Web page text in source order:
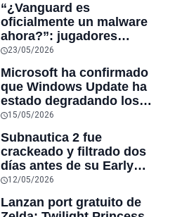
“¿Vanguard es
oficialmente un malware
ahora?”: jugadores
reaccionan al sistema
antitrampas de
VALORANT tras inutilizar
hardware usado por
cheaters
23/05/2026
Microsoft ha confirmado
que Windows Update ha
estado degradando los
controladores de GPU
más recientes por otros
más antiguos
15/05/2026
Subnautica 2 fue
crackeado y filtrado dos
días antes de su Early
Access en Steam,
convirtiéndose en la
tercera filtración grande
12/05/2026
Lanzan port gratuito de